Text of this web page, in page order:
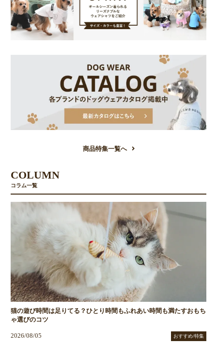
商品特集一覧へ
COLUMN
コラム一覧
猫の遊び時間は足りてる？ひとり時間もふれあい時間も満たすおもち
ゃ選びのコツ
2026/08/05 おすすめ/特集